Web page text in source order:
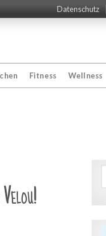
Datenschutz
Fitness Wellness